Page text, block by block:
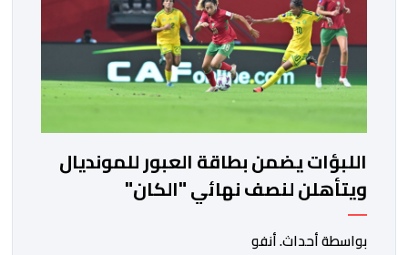
اللبؤات يضمن بطاقة العبور للمونديال
ويتأهلن لنصف نهائي "الكان"
بواسطة أحداث. أنفو